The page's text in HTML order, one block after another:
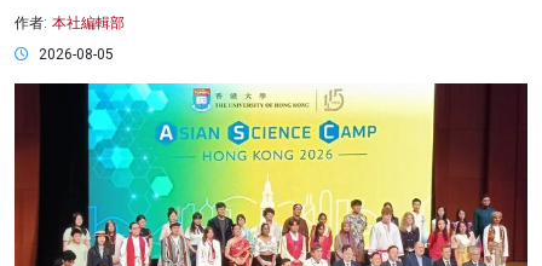
作者: 本社編輯部
2026-08-05